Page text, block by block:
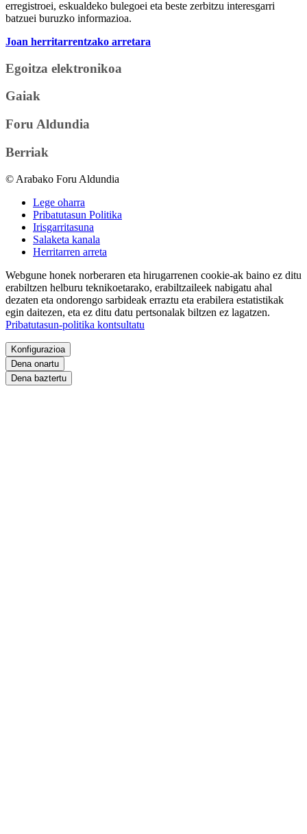
erregistroei, eskualdeko bulegoei eta beste zerbitzu interesgarri
batzuei buruzko informazioa.
Joan herritarrentzako arretara
Egoitza elektronikoa
Gaiak
Foru Aldundia
Berriak
© Arabako Foru Aldundia
Lege oharra
Pribatutasun Politika
Irisgarritasuna
Salaketa kanala
Herritarren arreta
Webgune honek norberaren eta hirugarrenen cookie-ak baino ez ditu
erabiltzen helburu teknikoetarako, erabiltzaileek nabigatu ahal
dezaten eta ondorengo sarbideak erraztu eta erabilera estatistikak
egin daitezen, eta ez ditu datu pertsonalak biltzen ez lagatzen.
Pribatutasun-politika kontsultatu
Konfigurazioa
Dena onartu
Dena baztertu